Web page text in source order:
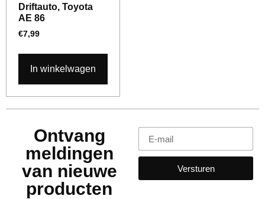
Driftauto, Toyota
AE 86
€7,99
In winkelwagen
Ontvang
meldingen
van nieuwe
producten
Versturen